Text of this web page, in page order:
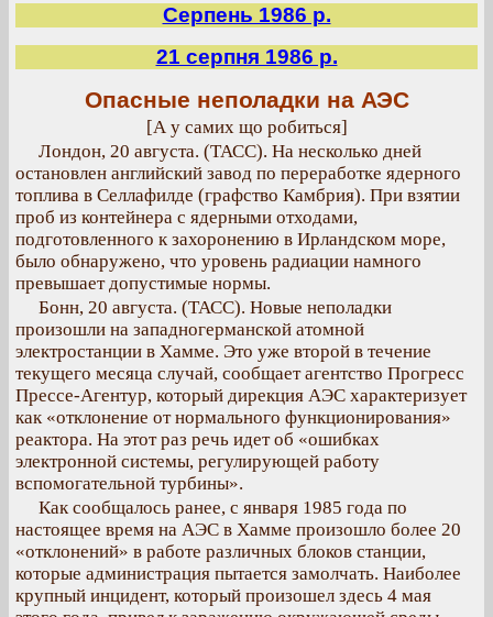
Серпень 1986 р.
21 серпня 1986 р.
Опасные неполадки на АЭС
[А у самих що робиться]
Лондон, 20 августа. (ТАСС). На несколько дней
остановлен английский завод по переработке ядерного
топлива в Селлафилде (графство Камбрия). При взятии
проб из контейнера с ядерными отходами,
подготовленного к захоронению в Ирландском море,
было обнаружено, что уровень радиации намного
превышает допустимые нормы.
Бонн, 20 августа. (ТАСС). Новые неполадки
произошли на западногерманской атомной
электростанции в Хамме. Это уже второй в течение
текущего месяца случай, сообщает агентство Прогресс
Прессе-Агентур, который дирекция АЭС характеризует
как «отклонение от нормального функционирования»
реактора. На этот раз речь идет об «ошибках
электронной системы, регулирующей работу
вспомогательной турбины».
Как сообщалось ранее, с января 1985 года по
настоящее время на АЭС в Хамме произошло более 20
«отклонений» в работе различных блоков станции,
которые администрация пытается замолчать. Наиболее
крупный инцидент, который произошел здесь 4 мая